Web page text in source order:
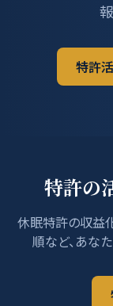
特許
特許の
休眠特許の収益
順など、あな